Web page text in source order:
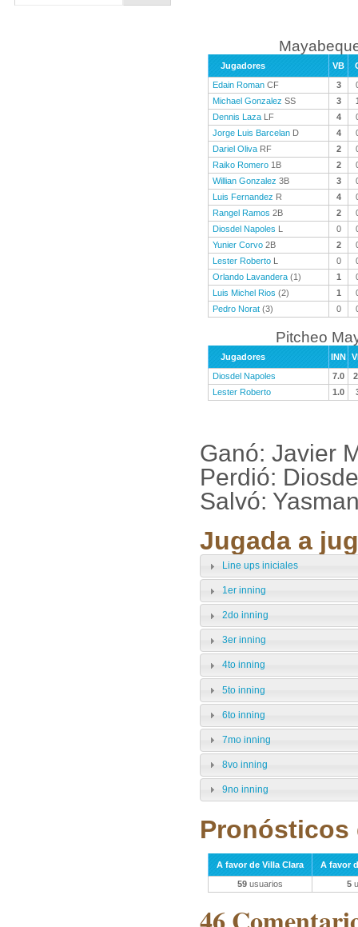
Jugadores VB
Edain Roman CF 3
Michael Gonzalez SS 3
Dennis Laza LF 4
Jorge Luis Barcelan D 4
Dariel Oliva RF 2
Raiko Romero 1B 2
Willian Gonzalez 3B 3
Luis Fernandez R 4
Rangel Ramos 2B 2
Diosdel Napoles L 0
Yunier Corvo 2B 2
Lester Roberto L 0
Orlando Lavandera (1) 1
Luis Michel Rios (2) 1
Pedro Norat (3) 0
Pitcheo
Jugadores INN
Diosdel Napoles
7.0
Lester Roberto
1.0
Ganó: Javier
Perdió:
Salvó:
Jugada a
Line ups iniciales
1er inning
2do inning
3er inning
4to inning
5to inning
6to inning
7mo inning
8vo inning
9no inning
Pronósticos
A favor de Villa Clara
A favor
59 usuarios 5